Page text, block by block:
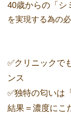
40歳からの「シ
を実現する為の
✅クリニックで
ンス
✅独特の匂いは
結果＝濃度にこ